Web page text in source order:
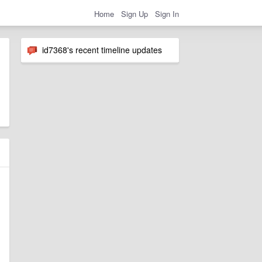
Home Sign Up Sign In
id7368's recent timeline updates